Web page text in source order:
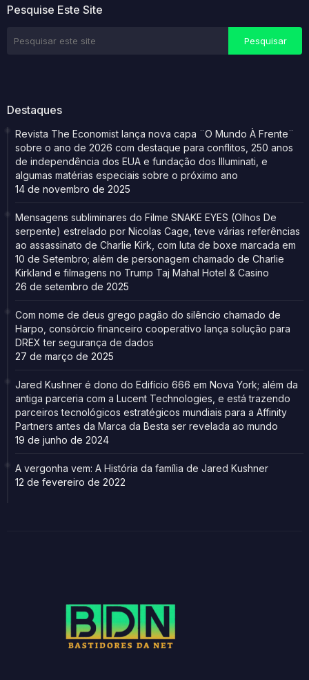
Pesquise Este Site
Destaques
Revista The Economist lança nova capa ¨O Mundo À Frente¨
sobre o ano de 2026 com destaque para conflitos, 250 anos
de independência dos EUA e fundação dos Illuminati, e
algumas matérias especiais sobre o próximo ano
14 de novembro de 2025
Mensagens subliminares do Filme SNAKE EYES (Olhos De
serpente) estrelado por Nicolas Cage, teve várias referências
ao assassinato de Charlie Kirk, com luta de boxe marcada em
10 de Setembro; além de personagem chamado de Charlie
Kirkland e filmagens no Trump Taj Mahal Hotel & Casino
26 de setembro de 2025
Com nome de deus grego pagão do silêncio chamado de
Harpo, consórcio financeiro cooperativo lança solução para
DREX ter segurança de dados
27 de março de 2025
Jared Kushner é dono do Edifício 666 em Nova York; além da
antiga parceria com a Lucent Technologies, e está trazendo
parceiros tecnológicos estratégicos mundiais para a Affinity
Partners antes da Marca da Besta ser revelada ao mundo
19 de junho de 2024
A vergonha vem: A História da família de Jared Kushner
12 de fevereiro de 2022